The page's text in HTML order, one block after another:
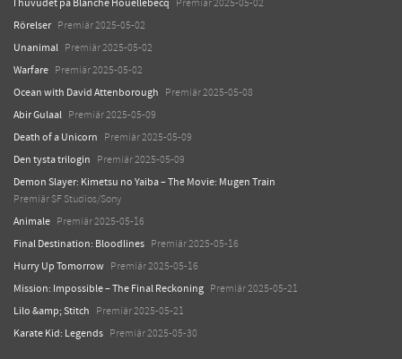
I huvudet på Blanche Houellebecq Premiär 2025-05-02
Rörelser Premiär 2025-05-02
Unanimal Premiär 2025-05-02
Warfare Premiär 2025-05-02
Ocean with David Attenborough Premiär 2025-05-08
Abir Gulaal Premiär 2025-05-09
Death of a Unicorn Premiär 2025-05-09
Den tysta trilogin Premiär 2025-05-09
Demon Slayer: Kimetsu no Yaiba – The Movie: Mugen Train
Premiär SF Studios/Sony
Animale Premiär 2025-05-16
Final Destination: Bloodlines Premiär 2025-05-16
Hurry Up Tomorrow Premiär 2025-05-16
Mission: Impossible – The Final Reckoning Premiär 2025-05-21
Lilo &amp; Stitch Premiär 2025-05-21
Karate Kid: Legends Premiär 2025-05-30